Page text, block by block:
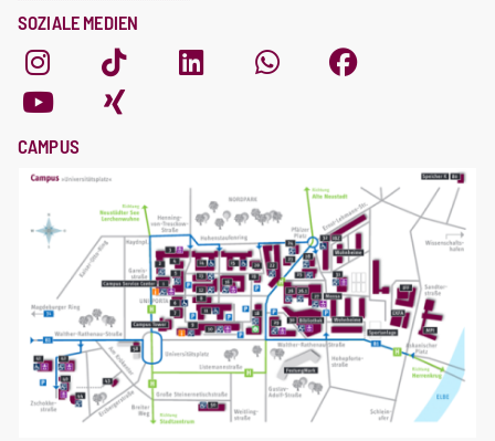
SOZIALE MEDIEN
CAMPUS